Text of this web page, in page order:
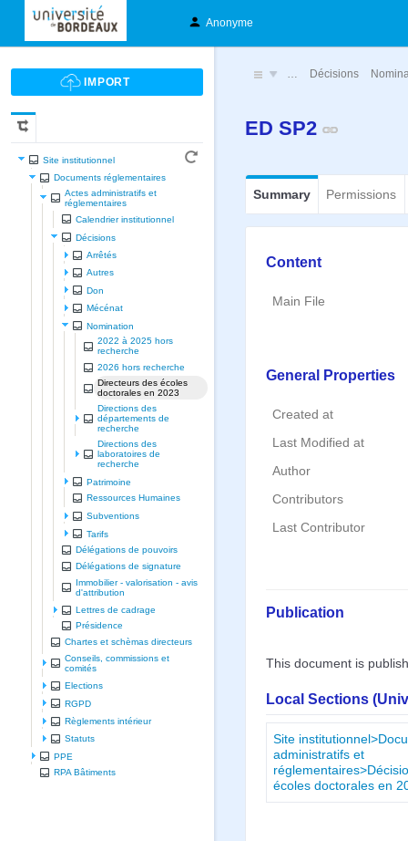
Anonyme
Site institutionnel
Documents réglementaires
Actes administratifs et
réglementaires
Calendrier institutionnel
Décisions
Arrêtés
Autres
Don
Mécénat
Nomination
2022 à 2025 hors
recherche
2026 hors recherche
Directeurs des écoles
doctorales en 2023
Directions des
départements de
recherche
Directions des
laboratoires de
recherche
Patrimoine
Ressources Humaines
Subventions
Tarifs
Délégations de pouvoirs
Délégations de signature
Immobilier - valorisation - avis
d'attribution
Lettres de cadrage
Présidence
Chartes et schèmas directeurs
Conseils, commissions et
comités
Elections
RGPD
Règlements intérieur
Statuts
PPE
RPA Bâtiments
… Décisions
ED SP2
Summary Permissions
Content
Main File
General Properties
Created at
Last Modified at
Author
Contributors
Last Contributor
Publication
This document is
Local Sections
Site
administratifs et
écoles doctorales en